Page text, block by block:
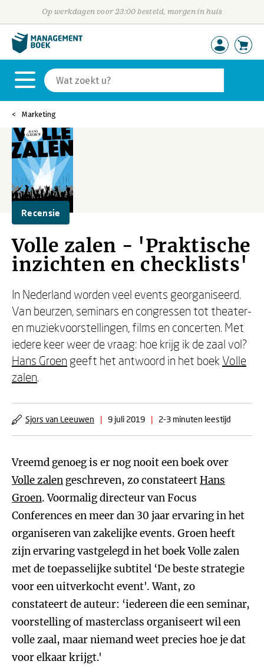
Op werkdagen voor 23:00 besteld, morgen in huis
Marketing
Recensie
Volle zalen - 'Praktische
inzichten en checklists'
In Nederland worden veel events georganiseerd.
Van beurzen, seminars en congressen tot theater-
en muziekvoorstellingen, films en concerten. Met
iedere keer weer de vraag: hoe krijg ik de zaal vol?
Hans Groen geeft het antwoord in het boek Volle
zalen.
Sjors van Leeuwen | 9 juli 2019 | 2-3 minuten leestijd
Vreemd genoeg is er nog nooit een boek over
Volle zalen geschreven, zo constateertHans
Groen. Voormalig directeur van Focus
Conferences en meer dan 30 jaar ervaring in het
organiseren van zakelijke events. Groen heeft
zijn ervaring vastgelegd in het boek Volle zalen
met de toepasselijke subtitel ‘De beste strategie
voor een uitverkocht event'. Want, zo
constateert de auteur: ‘iedereen die een seminar,
voorstelling of masterclass organiseert wil een
volle zaal, maar niemand weet precies hoe je dat
voor elkaar krijgt.'